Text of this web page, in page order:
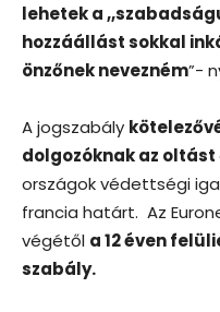
lehetek a
hozzáállást sokkal
önzőnek nevezném”-
A jogszabály
dolgozóknak az oltást
országok védettségi
francia határt. Az
végétől a 12 éven
szabály.